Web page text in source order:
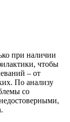
при наличии
чтобы
– от
По анализу
со